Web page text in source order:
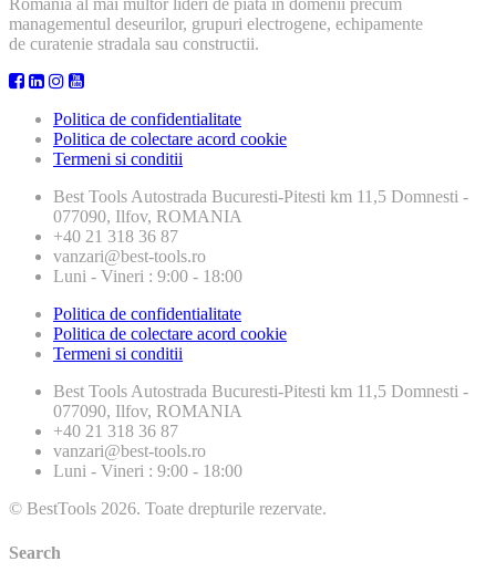
Romania al mai multor lideri de piata in domenii precum
managementul deseurilor, grupuri electrogene, echipamente
de curatenie stradala sau constructii.
Politica de confidentialitate
Politica de colectare acord cookie
Termeni si conditii
Best ToolsAutostrada Bucuresti-Pitesti km 11,5 Domnesti -
077090, Ilfov, ROMANIA
+40 21 318 36 87
vanzari@best-tools.ro
Luni - Vineri : 9:00 - 18:00
Politica de confidentialitate
Politica de colectare acord cookie
Termeni si conditii
Best ToolsAutostrada Bucuresti-Pitesti km 11,5 Domnesti -
077090, Ilfov, ROMANIA
+40 21 318 36 87
vanzari@best-tools.ro
Luni - Vineri : 9:00 - 18:00
© BestTools 2026. Toate drepturile rezervate.
Search